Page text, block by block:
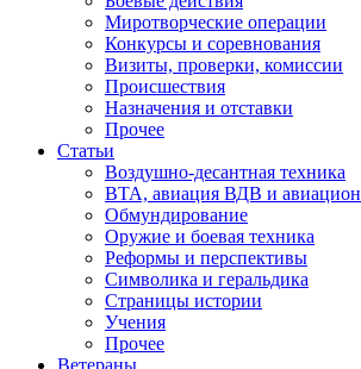
Миротворческие операции
Конкурсы и соревнования
Визиты, проверки, комиссии
Происшествия
Назначения и отставки
Прочее
Статьи
Воздушно-десантная техника
ВТА, авиация ВДВ и
Обмундирование
Оружие и боевая техника
Реформы и перспективы
Символика и геральдика
Страницы истории
Учения
Прочее
Ветераны